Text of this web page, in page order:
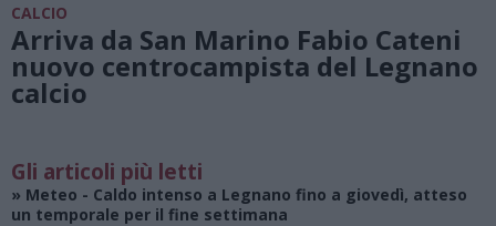
CALCIO
Arriva da San Marino Fabio Cateni
nuovo centrocampista del Legnano
calcio
Gli articoli più letti
» Meteo - Caldo intenso a Legnano fino a giovedì, atteso
un temporale per il fine settimana